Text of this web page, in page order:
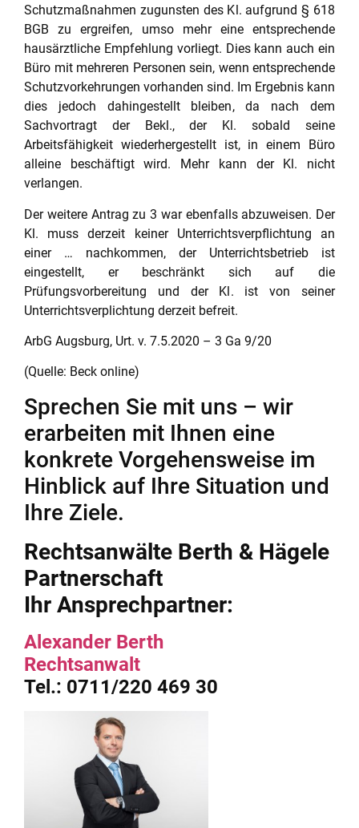
Schutzmaßnahmen zugunsten des Kl. aufgrund§ 618
BGB zu ergreifen, umso mehr eine entsprechende
hausärztliche Empfehlung vorliegt. Dies kann auch ein
Büro mit mehreren Personen sein, wenn entsprechende
Schutzvorkehrungen vorhanden sind. Im Ergebnis kann
dies jedoch dahingestellt bleiben, da nach dem
Sachvortragt der Bekl., der Kl. sobald seine
Arbeitsfähigkeit wiederhergestellt ist, in einem Büro
alleine beschäftigt wird. Mehr kann der Kl. nicht
verlangen.
Der weitere Antrag zu 3 war ebenfalls abzuweisen. Der
Kl. muss derzeit keiner Unterrichtsverpflichtung an
einer … nachkommen, der Unterrichtsbetrieb ist
eingestellt, er beschränkt sich auf die
Prüfungsvorbereitung und der Kl. ist von seiner
Unterrichtsverplichtung derzeit befreit.
ArbG Augsburg, Urt. v. 7.5.2020 – 3 Ga 9/20
(Quelle: Beck online)
Sprechen Sie mit uns – wir
erarbeiten mit Ihnen eine
konkrete Vorgehensweise im
Hinblick auf Ihre Situation und
Ihre Ziele.
Rechtsanwälte Berth & Hägele
Partnerschaft
Ihr Ansprechpartner:
Alexander Berth
Rechtsanwalt
Tel.: 0711/220 469 30